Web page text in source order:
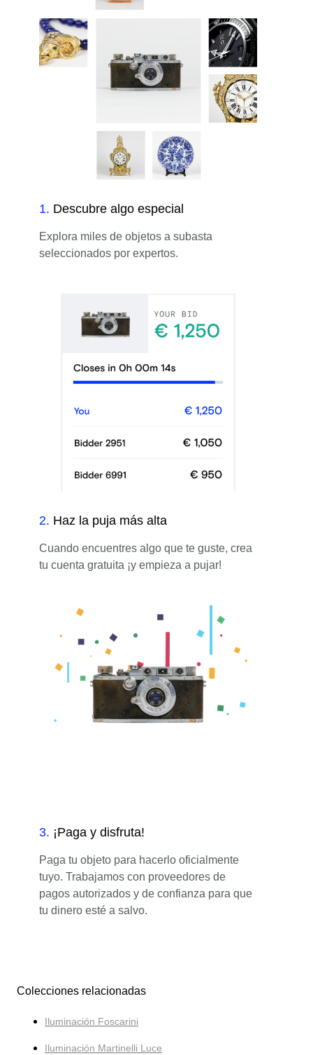
1. Descubre algo especial
Explora miles de objetos a subasta
seleccionados por expertos.
2. Haz la puja más alta
Cuando encuentres algo que te guste, crea
tu cuenta gratuita ¡y empieza a pujar!
3. ¡Paga y disfruta!
Paga tu objeto para hacerlo oficialmente
tuyo. Trabajamos con proveedores de
pagos autorizados y de confianza para que
tu dinero esté a salvo.
Colecciones relacionadas
Iluminación Foscarini
Iluminación Martinelli Luce